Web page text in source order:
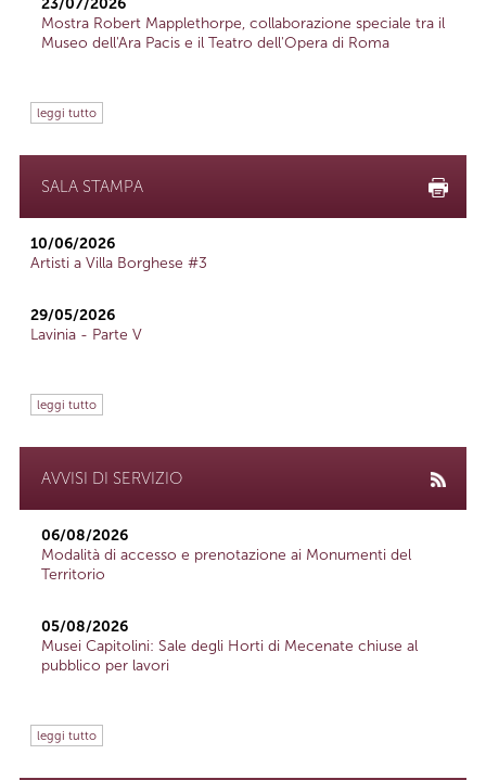
Mostra Robert Mapplethorpe, collaborazione speciale tra il
Museo dell'Ara Pacis e il Teatro dell'Opera di Roma
leggi tutto
SALA STAMPA
10/06/2026
Artisti a Villa Borghese #3
29/05/2026
Lavinia - Parte V
leggi tutto
AVVISI DI SERVIZIO
06/08/2026
Modalità di accesso e prenotazione ai Monumenti del
Territorio
05/08/2026
Musei Capitolini: Sale degli Horti di Mecenate chiuse al
pubblico per lavori
leggi tutto